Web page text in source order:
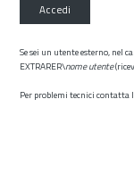
Accedi
Se sei un utente esterno, nel
EXTRARER\nome utente
Per problemi tecnici contatta